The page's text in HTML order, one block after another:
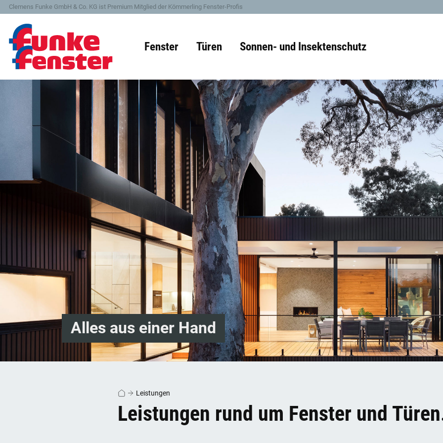
Clemens Funke GmbH & Co. KG ist Premium Mitglied der Kömmerling Fenster-Profis
Fenster Türen Sonnen- und Insektenschutz
Alles aus einer Hand
Leistungen
Leistungen rund um Fenster und